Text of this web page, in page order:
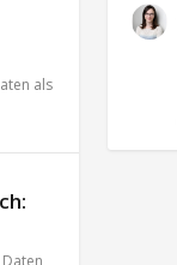
als
Daten